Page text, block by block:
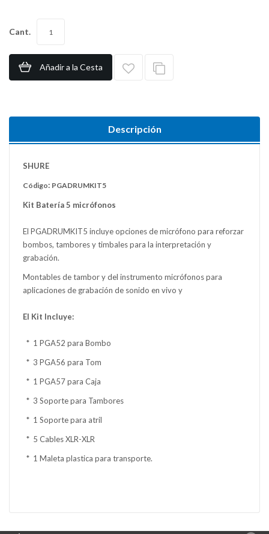
Cant.
Añadir a la Cesta
Descripción
SHURE
Código: PGADRUMKIT5
Kit Batería 5 micrófonos
El PGADRUMKIT5 incluye opciones de micrófono para reforzar
bombos, tambores y timbales para la interpretación y
grabación.
Montables de tambor y del instrumento micrófonos para
aplicaciones de grabación de sonido en vivo y
El Kit Incluye:
* 1 PGA52 para Bombo
* 3 PGA56 para Tom
* 1 PGA57 para Caja
* 3 Soporte para Tambores
* 1 Soporte para atril
* 5 Cables XLR-XLR
* 1 Maleta plastica para transporte.